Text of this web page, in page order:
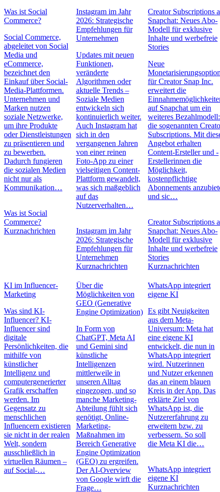
Was ist Social
Commerce?
Social Commerce,
abgeleitet von Social
Media und
eCommerce,
bezeichnet den
Einkauf über Social-
Media-Plattformen.
Unternehmen und
Marken nutzen
soziale Netzwerke,
um ihre Produkte
oder Dienstleistungen
zu präsentieren und
zu bewerben.
Dadurch fungieren
die sozialen Medien
nicht nur als
Kommunikation…
Was ist Social
Commerce?
Kurznachrichten
Instagram im Jahr
2026: Strategische
Empfehlungen für
Unternehmen
Updates mit neuen
Funktionen,
veränderte
Algorithmen oder
aktuelle Trends –
Soziale Medien
entwickeln sich
kontinuierlich weiter.
Auch Instagram hat
sich in den
vergangenen Jahren
von einer reinen
Foto-App zu einer
vielseitigen Content-
Plattform gewandelt,
was sich maßgeblich
auf das
Nutzerverhalten…
Instagram im Jahr
2026: Strategische
Empfehlungen für
Unternehmen
Kurznachrichten
Creator Subscriptions
Snapchat: Neues Abo-
Modell für exklusive
Inhalte und werbefreie
Stories
Neue
für Creator Snap Inc.
erweitert die
auf Snapchat um ein
weiteres Bezahlmodell:
die sogenannten
Subscriptions. Mit
Angebot erhalten
Content-Ersteller und -
Erstellerinnen die
Möglichkeit,
kostenpflichtige
Abonnements
und sic…
Creator Subscriptions
Snapchat: Neues Abo-
Modell für exklusive
Inhalte und werbefreie
Stories
Kurznachrichten
KI im Influencer-
Marketing
Was sind KI-
Influencer? KI-
Influencer sind
digitale
Persönlichkeiten, die
mithilfe von
künstlicher
Intelligenz und
computergenerierter
Grafik erschaffen
werden. Im
Gegensatz zu
menschlichen
Influencern existieren
sie nicht in der realen
Welt, sondern
ausschließlich in
virtuellen Räumen –
auf Social-…
Über die
Möglichkeiten von
GEO (Generative
Engine Optimization)
In Form von
ChatGPT, Meta AI
und Gemini sind
künstliche
Intelligenzen
mittlerweile in
unseren Alltag
eingezogen, und so
manche Marketing-
Abteilung fühlt sich
genötigt, Online-
Marketing-
Maßnahmen im
Bereich Generative
Engine Optimization
(GEO) zu ergreifen.
Der AI-Overview
von Google wirft die
Frage…
WhatsApp integriert
eigene KI
Es gibt Neuigkeiten
aus dem Meta-
Universum: Meta hat
eine eigene KI
entwickelt, die nun in
WhatsApp integriert
wird. Nutzerinnen
und Nutzer erkennen
das an einem blauen
Kreis in der App. Das
erklärte Ziel von
WhatsApp ist, die
Nutzererfahrung zu
erweitern bzw. zu
verbessern. So soll
die Meta KI die…
WhatsApp integriert
eigene KI
Kurznachrichten